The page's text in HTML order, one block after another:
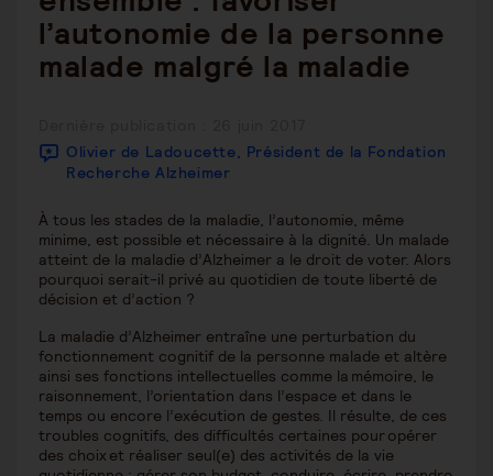
l’autonomie de la personne
malade malgré la maladie
publiée :
Olivier de Ladoucette, Président de la Fondation
Recherche Alzheimer
À tous les stades de la maladie, l’autonomie, même
minime, est possible et nécessaire à la dignité. Un malade
atteint de la maladie d’Alzheimer a le droit de voter. Alors
pourquoi serait-il privé au quotidien de toute liberté de
décision et d’action ?
La maladie d’Alzheimer entraîne une perturbation du
fonctionnement cognitif de la personne malade et altère
ainsi ses fonctions intellectuelles comme la mémoire, le
raisonnement, l’orientation dans l’espace et dans le
temps ou encore l’exécution de gestes. Il résulte, de ces
troubles cognitifs, des difficultés certaines pour opérer
des choix et réaliser seul(e) des activités de la vie